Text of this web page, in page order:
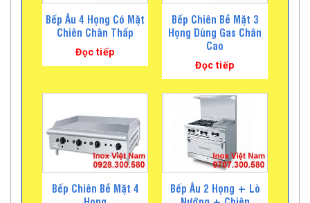
Bếp Âu 4 Họng Có Mặt
Chiên Chân Thấp
Đọc tiếp
Bếp Chiên Bề Mặt 3
Họng Dùng Gas Chân
Cao
Đọc tiếp
Bếp Chiên Bề Mặt 4
Bếp Âu 2 Họng + Lò